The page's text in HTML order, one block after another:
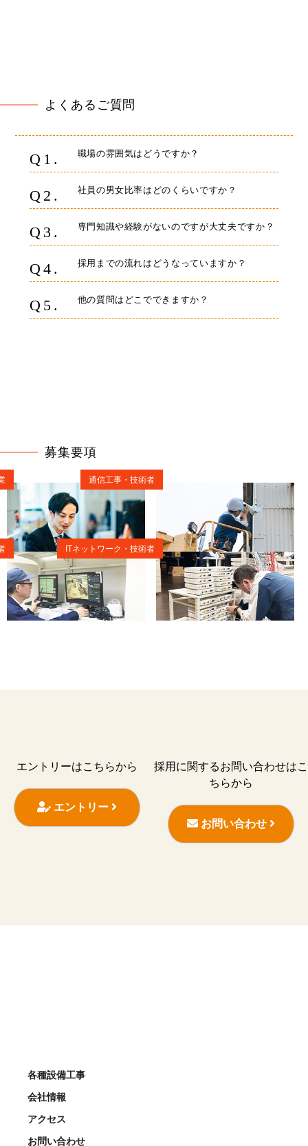
よくあるご質問
Q1. 職場の雰囲気はどうですか？
Q2. 社員の男女比率はどのくらいですか？
Q3. 専門知識や経験がないのですが大丈夫ですか？
Q4. 採用までの流れはどうなっていますか？
Q5. 他の質問はどこでできますか？
募集要項
通信工事・技術者
ITネットワーク・技術者
エントリーはこちらから
エントリー
採用に関するお問い合わせはこ
ちらから
お問い合わせ
各種設備工事
会社情報
アクセス
お問い合わせ